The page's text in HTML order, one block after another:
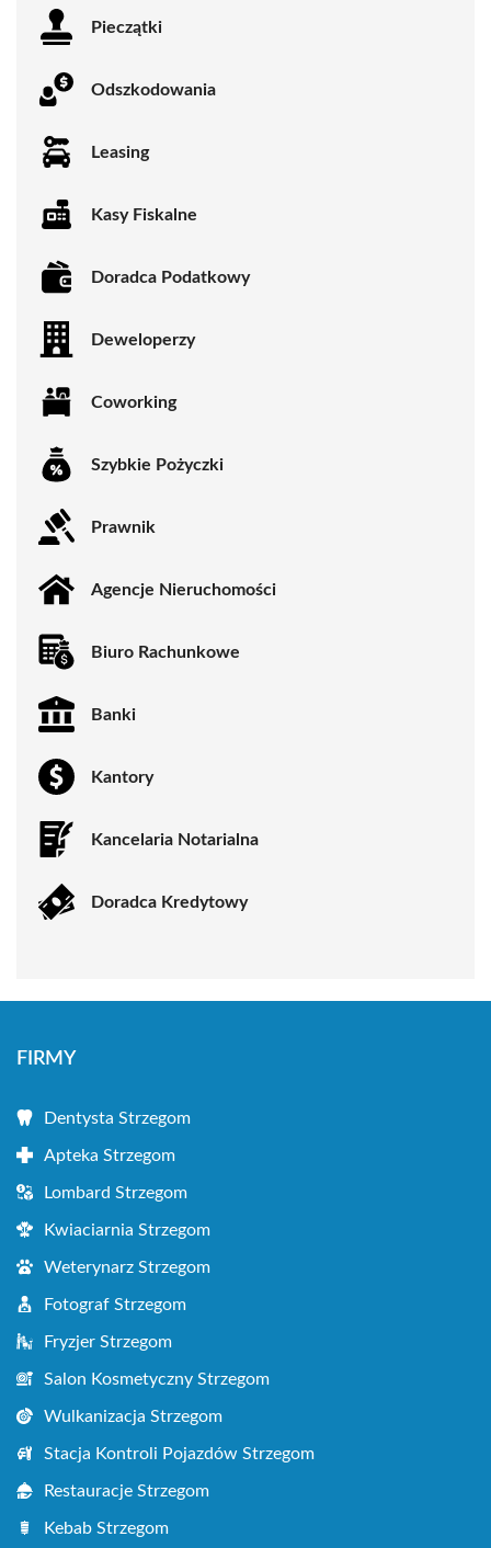
Pieczątki
Odszkodowania
Leasing
Kasy Fiskalne
Doradca Podatkowy
Deweloperzy
Coworking
Szybkie Pożyczki
Prawnik
Agencje Nieruchomości
Biuro Rachunkowe
Banki
Kantory
Kancelaria Notarialna
Doradca Kredytowy
FIRMY
Dentysta Strzegom
Apteka Strzegom
Lombard Strzegom
Kwiaciarnia Strzegom
Weterynarz Strzegom
Fotograf Strzegom
Fryzjer Strzegom
Salon Kosmetyczny Strzegom
Wulkanizacja Strzegom
Stacja Kontroli Pojazdów Strzegom
Restauracje Strzegom
Kebab Strzegom